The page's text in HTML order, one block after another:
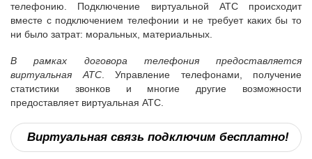
телефонию. Подключение виртуальной АТС происходит
вместе с подключением телефонии и не требует каких бы то
ни было затрат: моральных, материальных.
В рамках договора телефония предоставляется
виртуальная АТС. Управление телефонами, получение
статистики звонков и многие другие возможности
предоставляет виртуальная АТС.
Виртуальная связь подключим бесплатно!